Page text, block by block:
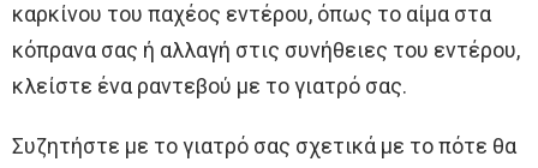
καρκίνου του παχέος εντέρου, όπως το αίμα στα
κόπρανα σας ή αλλαγή στις συνήθειες του εντέρου,
κλείστε ένα ραντεβού με το γιατρό σας.
Συζητήστε με το γιατρό σας σχετικά με το πότε θα